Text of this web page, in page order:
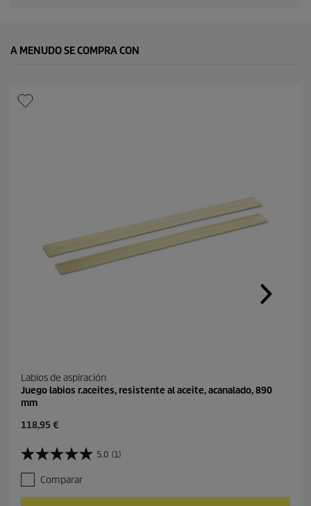
A MENUDO SE COMPRA CON
Labios de aspiración
Juego labios r.aceites, resistente al aceite, acanalado, 890
mm
P
e
c
i
o
a
118,95 €
5.0 (1)
5
.
0
d
Comparar